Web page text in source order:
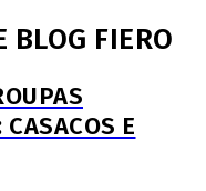
BLOG FIERO
E